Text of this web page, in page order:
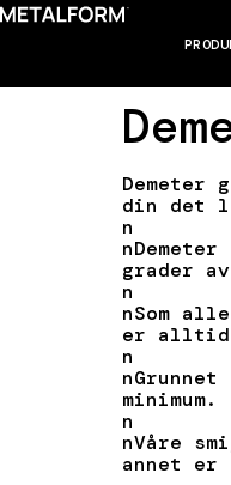
din det
n
grader
n
nSom
er alltid
n
n
nVåre
annet